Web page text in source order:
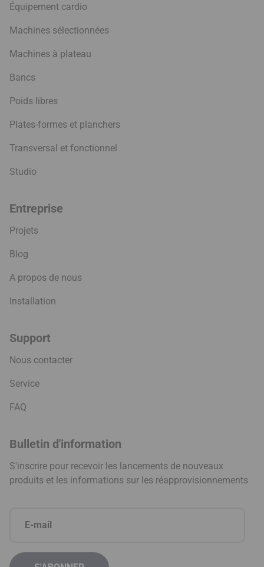
Équipement cardio
Machines sélectionnées
Machines à plateau
Bancs
Poids libres
Plates-formes et planchers
Transversal et fonctionnel
Studio
Entreprise
Projets
Blog
A propos de nous
Installation
Support
Nous contacter
Service
FAQ
Bulletin d'information
S'inscrire pour recevoir les lancements de nouveaux
produits et les informations sur les réapprovisionnements